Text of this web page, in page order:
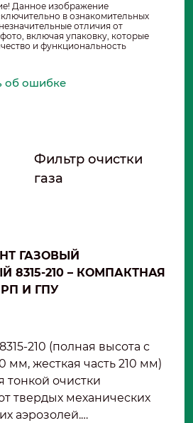
Данное изображение
в ознакомительных
отличия от
включая упаковку, которые
и функциональность
об ошибке
Фильтр очистки
газа
ГАЗОВЫЙ
8315-210 – КОМПАКТНАЯ
И ГПУ
210 (полная высота с
мм, жесткая часть 210 мм)
тонкой очистки
твердых механических
аэрозолей.